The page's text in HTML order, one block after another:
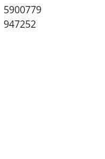
5900779
947252